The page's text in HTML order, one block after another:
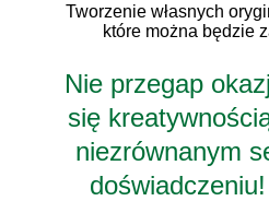
Tworzenie własnych
które można będzie
Nie przegap
się
niezrównanym